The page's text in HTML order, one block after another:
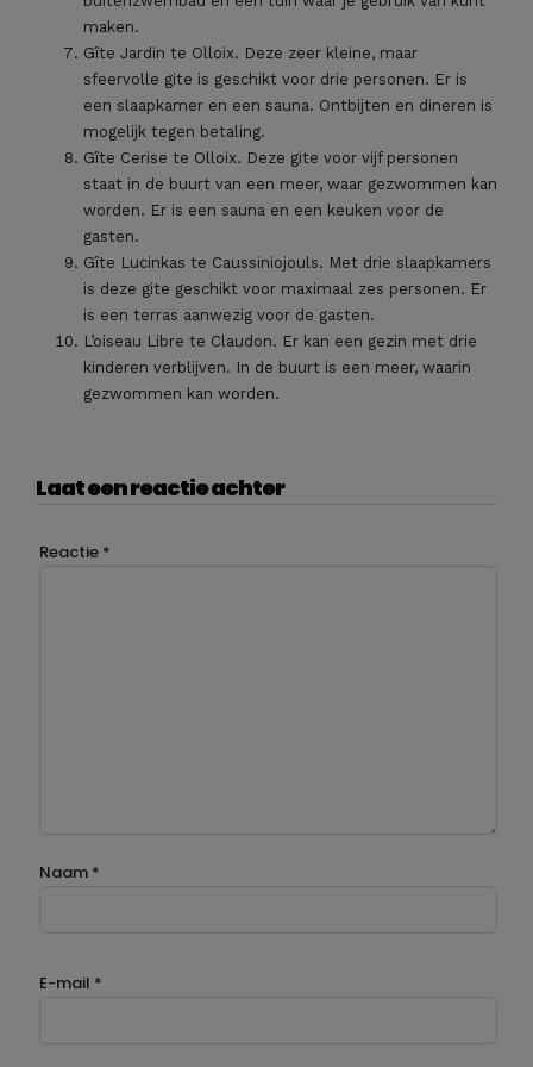
maken.
Gîte Jardin te Olloix. Deze zeer kleine, maar
sfeervolle gite is geschikt voor drie personen. Er is
een slaapkamer en een sauna. Ontbijten en dineren is
mogelijk tegen betaling.
Gîte Cerise te Olloix. Deze gite voor vijf personen
staat in de buurt van een meer, waar gezwommen kan
worden. Er is een sauna en een keuken voor de
gasten.
Gîte Lucinkas te Caussiniojouls. Met drie slaapkamers
is deze gite geschikt voor maximaal zes personen. Er
is een terras aanwezig voor de gasten.
L’oiseau Libre te Claudon. Er kan een gezin met drie
kinderen verblijven. In de buurt is een meer, waarin
gezwommen kan worden.
Laat een reactie achter
Reactie *
Naam *
E-mail *